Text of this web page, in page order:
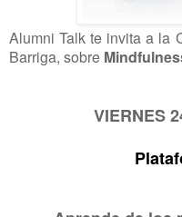
Alumni Talk te invita a la
Barriga, sobre
VIERNES